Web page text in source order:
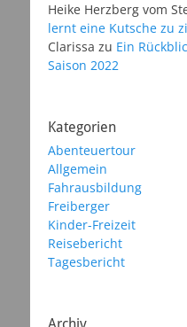
Heike Herzberg vom
lernt eine Kutsche zu
Clarissa zu Ein
Saison 2022
Kategorien
Abenteuertour
Allgemein
Fahrausbildung
Freiberger
Kinder-Freizeit
Reisebericht
Tagesbericht